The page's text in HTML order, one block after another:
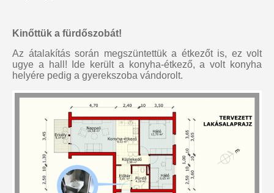
Kinőttük a fürdőszobát!
Az átalakítás során megszüntettük a étkezőt is, ez volt
ugye a hall! Ide került a konyha-étkező, a volt konyha
helyére pedig a gyerekszoba vándorolt.